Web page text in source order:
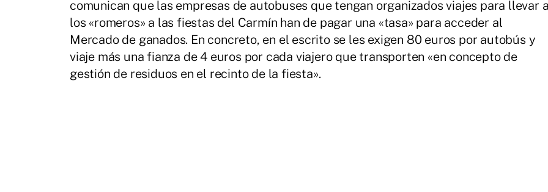
comunican que las empresas de autobuses que tengan organizados viajes para llevar
los «romeros» a las fiestas del Carmín han de pagar una «tasa» para acceder al
Mercado de ganados. En concreto, en el escrito se les exigen 80 euros por autobús y
viaje más una fianza de 4 euros por cada viajero que transporten «en concepto de
gestión de residuos en el recinto de la fiesta».